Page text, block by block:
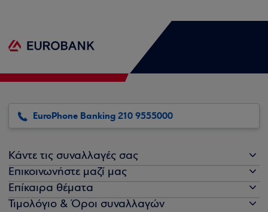
EuroPhone Banking 210 9555000
Κάντε τις συναλλαγές σας
Επικοινωνήστε μαζί μας
Επίκαιρα θέματα
Τιμολόγιο & Όροι συναλλαγών